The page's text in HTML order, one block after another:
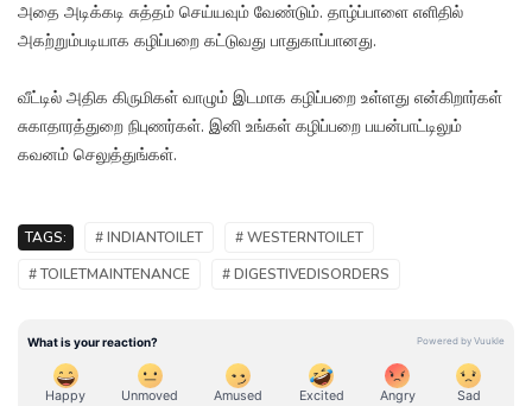
அதை அடிக்கடி சுத்தம் செய்யவும் வேண்டும். தாழ்ப்பாளை எளிதில்
அகற்றும்படியாக கழிப்பறை கட்டுவது பாதுகாப்பானது.
வீட்டில் அதிக கிருமிகள் வாழும் இடமாக கழிப்பறை உள்ளது என்கிறார்கள்
சுகாதாரத்துறை நிபுணர்கள். இனி உங்கள் கழிப்பறை பயன்பாட்டிலும்
கவனம் செலுத்துங்கள்.
TAGS: # INDIANTOILET
# WESTERNTOILET
# TOILETMAINTENANCE
# DIGESTIVEDISORDERS